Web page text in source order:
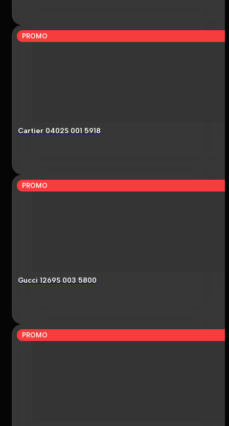
PROMO
Cartier 0402S 001 5918
PROMO
Gucci 1269S 003 5800
PROMO